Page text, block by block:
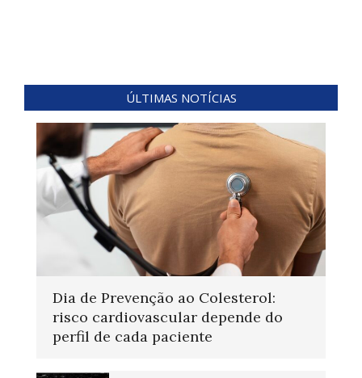
ÚLTIMAS NOTÍCIAS
Dia de Prevenção ao Colesterol:
risco cardiovascular depende do
perfil de cada paciente